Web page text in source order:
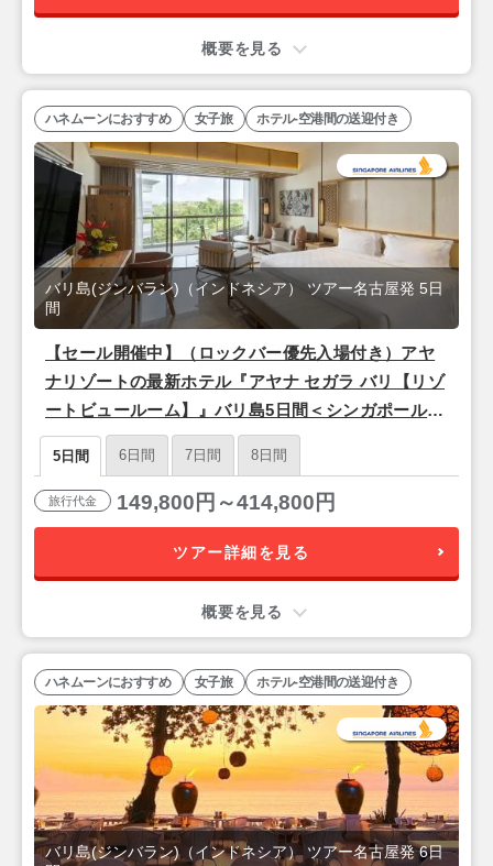
概要を見る
【セール開催中】（ロックバー優先入場付き）アヤ
ナリゾートの最新ホテル『アヤナ セガラ バリ【リゾ
ートビュールーム】』バリ島5日間＜シンガポール航
空/名古屋発＞
バリ島(ジンバラン)（インドネシア） ツアー名古屋発 5日
間
ハネムーンにおすすめ 女子旅 ホテル-空港間の送迎付き
5日間 6日間 7日間 8日間
旅行代金 149,800円～414,800円
ツアー詳細を見る
概要を見る
バリ島(ジンバラン)（インドネシア） ツアー名古屋発 6日
ハネムーンにおすすめ 女子旅 ホテル-空港間の送迎付き